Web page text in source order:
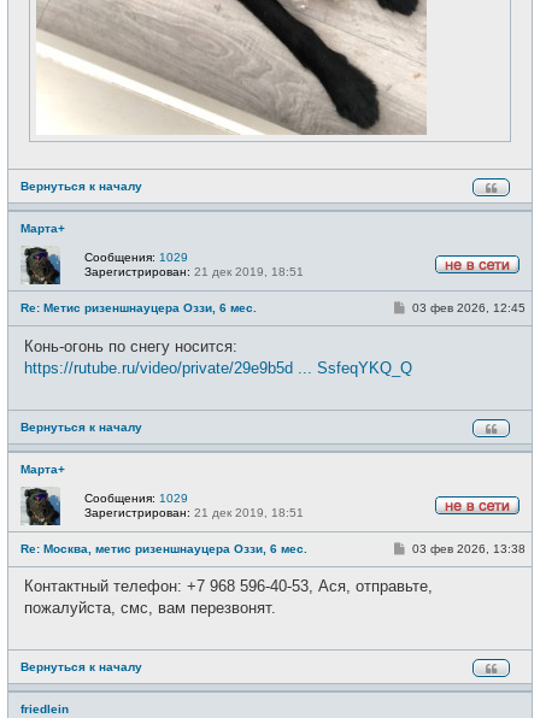
Вернуться к началу
Марта+
е
в
с
Сообщения: 1029
Зарегистрирован: 21 дек 2019, 18:51
Re: Метис ризеншнауцера Оззи, 6 мес.
С
щ
е
и
03 фев 2026, 12:45
Конь-огонь по снегу носится:
https://rutube.ru/video/private/29e9b5d ... SsfeqYKQ_Q
Вернуться к началу
Марта+
е
в
с
Сообщения: 1029
Зарегистрирован: 21 дек 2019, 18:51
Re: Москва, метис ризеншнауцера Оззи, 6 мес.
С
б
и
03 фев 2026, 13:38
Контактный телефон: +7 968 596-40-53, Ася, отправьте,
пожалуйста, смс, вам перезвонят.
Вернуться к началу
friedlein